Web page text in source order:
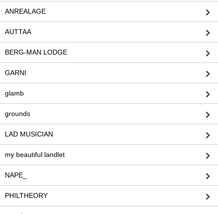
ANREALAGE
AUTTAA
BERG-MAN LODGE
GARNI
glamb
grounds
LAD MUSICIAN
my beautiful landlet
NAPE_
PHILTHEORY